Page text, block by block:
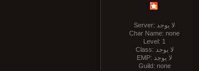
Server: لا يوجد
Char Name: none
Level: 1
Class: لا يوجد
EMP: لا يوجد
Guild: none